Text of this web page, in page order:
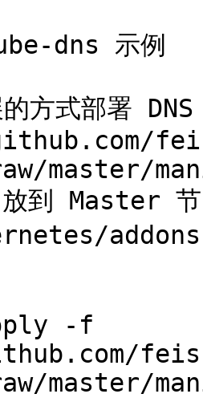
dns 示例
的方式部署
master/
到 Master 节
addons`
-f
master/